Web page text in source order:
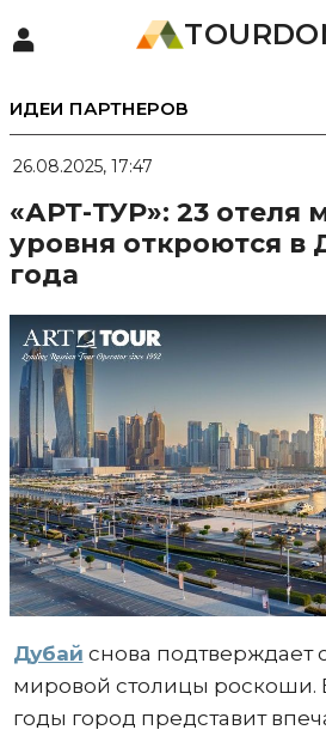
ИДЕИ ПАРТНЕРОВ
26.08.2025, 17:47
«АРТ-ТУР»: 23 отеля
уровня откроются в
года
Дубай снова подтверждает
мировой столицы
годы город представит